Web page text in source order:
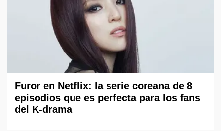
Furor en Netflix: la serie coreana de 8
episodios que es perfecta para los fans
del K-drama